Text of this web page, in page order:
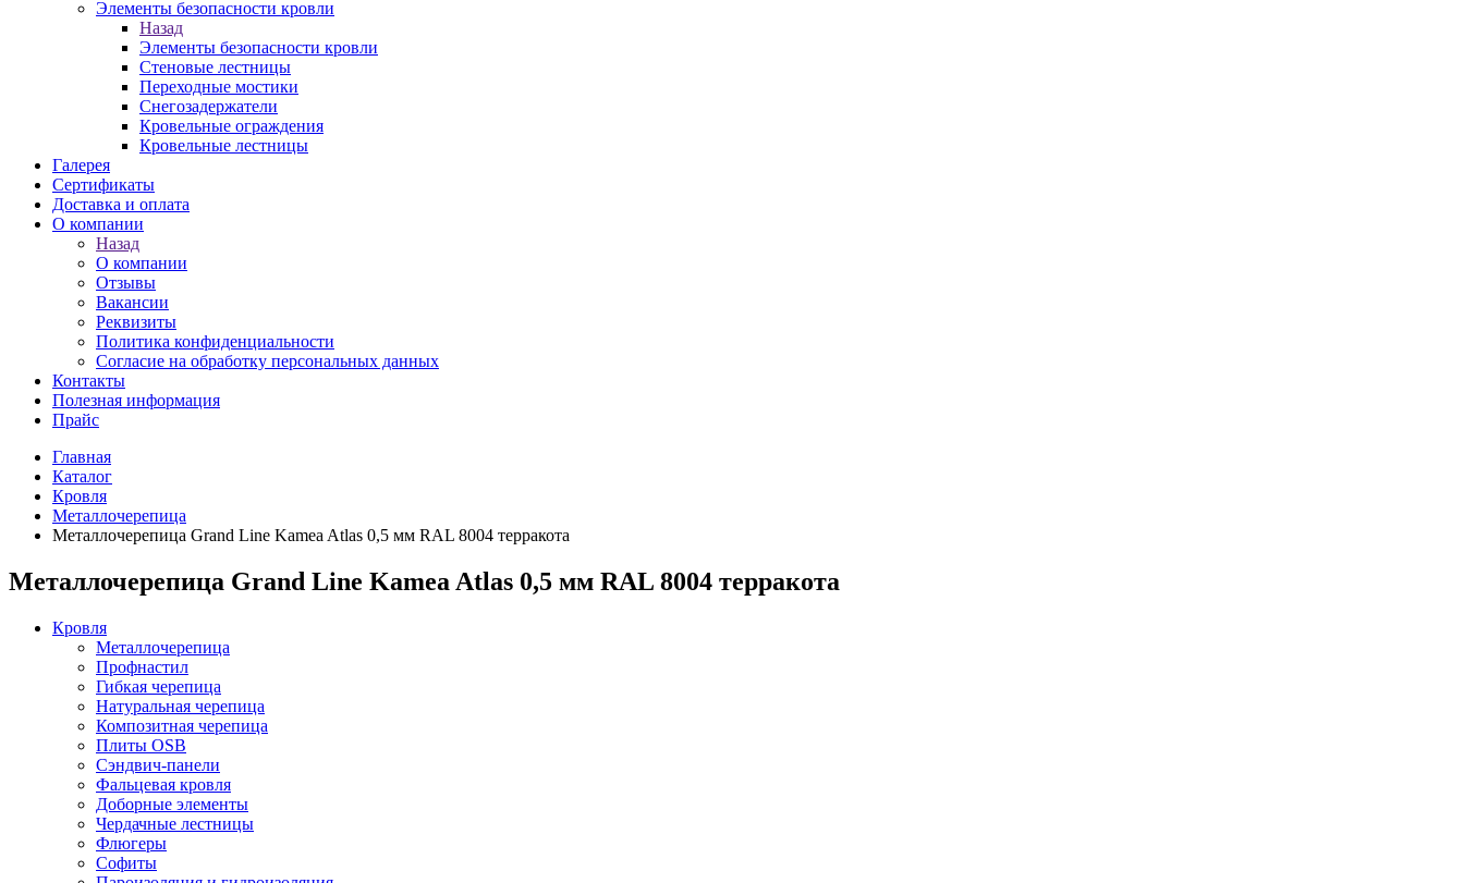
Элементы безопасности кровли
Назад
Элементы безопасности кровли
Стеновые лестницы
Переходные мостики
Снегозадержатели
Кровельные ограждения
Кровельные лестницы
Галерея
Сертификаты
Доставка и оплата
О компании
Назад
О компании
Отзывы
Вакансии
Реквизиты
Политика конфиденциальности
Согласие на обработку персональных данных
Контакты
Полезная информация
Прайс
Главная
Каталог
Кровля
Металлочерепица
Металлочерепица Grand Line Kamea Atlas 0,5 мм RAL 8004 терракота
Металлочерепица Grand Line Kamea Atlas 0,5 мм RAL 8004 терракота
Кровля
Металлочерепица
Профнастил
Гибкая черепица
Натуральная черепица
Композитная черепица
Плиты OSB
Сэндвич-панели
Фальцевая кровля
Доборные элементы
Чердачные лестницы
Флюгеры
Софиты